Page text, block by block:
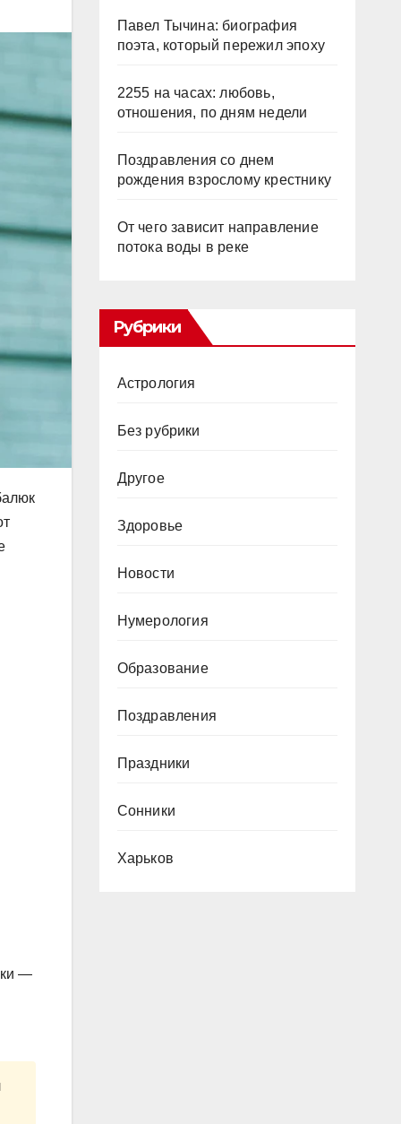
—
Павел Тычина: биография
поэта, который пережил эпоху
2255 на часах: любовь,
отношения, по дням недели
Поздравления со днем
рождения взрослому крестнику
От чего зависит направление
потока воды в реке
Рубрики
Астрология
Без рубрики
Другое
Здоровье
Новости
Нумерология
Образование
Поздравления
Праздники
Сонники
Харьков